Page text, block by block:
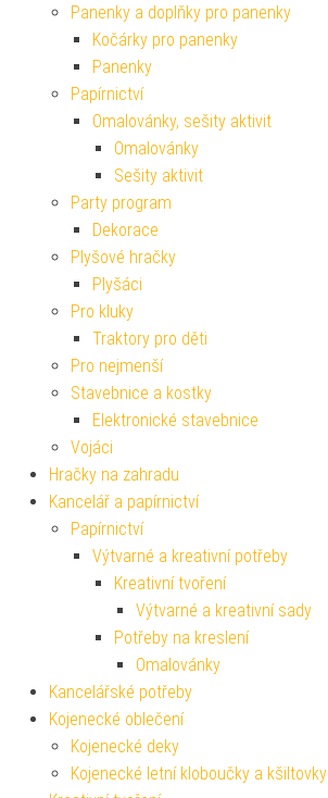
Panenky a doplňky pro panenky
Kočárky pro panenky
Panenky
Papírnictví
Omalovánky, sešity aktivit
Omalovánky
Sešity aktivit
Party program
Dekorace
Plyšové hračky
Plyšáci
Pro kluky
Traktory pro děti
Pro nejmenší
Stavebnice a kostky
Elektronické stavebnice
Vojáci
Hračky na zahradu
Kancelář a papírnictví
Papírnictví
Výtvarné a kreativní potřeby
Kreativní tvoření
Výtvarné a kreativní sady
Potřeby na kreslení
Omalovánky
Kancelářské potřeby
Kojenecké oblečení
Kojenecké deky
Kojenecké letní kloboučky a kšiltovky